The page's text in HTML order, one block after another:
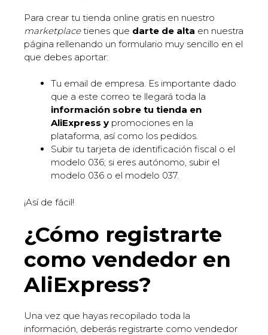
Para crear tu tienda online gratis en nuestro
marketplacetienes que darte de alta en nuestra
página rellenando un formulario muy sencillo en el
que debes aportar:
Tu email de empresa. Es importante dado
que a este correo te llegará toda la
información sobre tu tienda en
AliExpress y promociones en la
plataforma, así como los pedidos.
Subir tu tarjeta de identificación fiscal o el
modelo 036; si eres autónomo, subir el
modelo 036 o el modelo 037.
¡Así de fácil!
¿Cómo registrarte
como vendedor en
AliExpress?
Una vez que hayas recopilado toda la
información, deberás registrarte como vendedor